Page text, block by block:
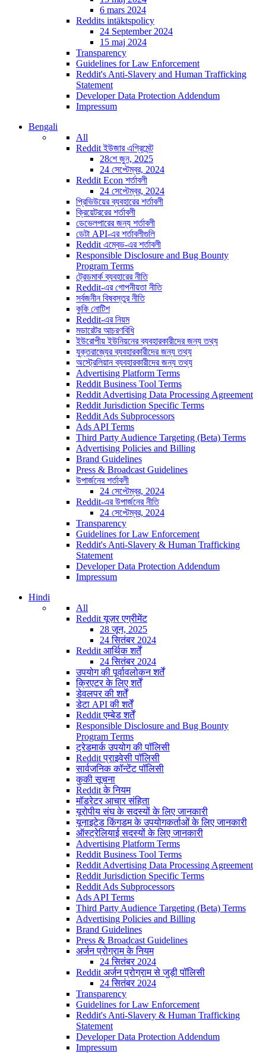
6 mars 2024
Reddits intäktspolicy
24 September 2024
15 maj 2024
Transparency
Guidelines for Law Enforcement
Reddit's Anti-Slavery and Human Trafficking
Statement
Developer Data Protection Addendum
Impressum
Bengali
All
Reddit ইউজার এগ্রিমেন্ট
28শে জুন, 2025
24 সেপ্টেম্বর, 2024
Reddit Econ শর্তাবলী
24 সেপ্টেম্বর, 2024
প্রিভিউয়ের ব্যবহারের শর্তাবলী
ক্রিয়েটররের শর্তাবলী
ডেভেলপারের জন্য শর্তাবলী
ডেটা API-এর শর্তাবলীগুলি
Reddit এম্বেড-এর শর্তাবলী
Responsible Disclosure and Bug Bounty
Program Terms
ট্রেডমার্ক ব্যবহারের নীতি
Reddit-এর গোপনীয়তা নীতি
সর্বজনীন বিষবস্তুর নীতি
কুকি নোটিশ
Reddit-এর নিয়ম
মডারেটর আচরণবিধি
ইউরোপীয় ইউনিয়নের ব্যবহারকারীদের জন্য তথ্য
যুক্তরাজ্যের ব্যবহারকারীদের জন্য তথ্য
অস্ট্রেলিয়ান ব্যবহারকারীদের জন্য তথ্য
Advertising Platform Terms
Reddit Business Tool Terms
Reddit Advertising Data Processing Agreement
Reddit Jurisdiction Specific Terms
Reddit Ads Subprocessors
Ads API Terms
Third Party Audience Targeting (Beta) Terms
Advertising Policies and Billing
Brand Guidelines
Press & Broadcast Guidelines
উপার্জনের শর্তাবলী
24 সেপ্টেম্বর, 2024
Reddit-এর উপার্জনের নীতি
24 সেপ্টেম্বর, 2024
Transparency
Guidelines for Law Enforcement
Reddit's Anti-Slavery & Human Trafficking
Statement
Developer Data Protection Addendum
Impressum
Hindi
All
Reddit यूज़र एग्रीमेंट
28 जून, 2025
24 सितंबर 2024
Reddit आर्थिक शर्तें
24 सितंबर 2024
उपयोग की पूर्वावलोकन शर्तें
क्रिएटर के लिए शर्तें
डेवलपर की शर्तें
डेटा API की शर्तें
Reddit एम्बेड शर्तें
Responsible Disclosure and Bug Bounty
Program Terms
ट्रेडमार्क उपयोग की पॉलिसी
Reddit प्राइवेसी पॉलिसी
सार्वजनिक कॉन्टेंट पॉलिसी
कुकी सूचना
Reddit के नियम
मॉडरेटर आचार संहिता
यूरोपीय संघ के सदस्यों के लिए जानकारी
यूनाइटेड किंगडम के उपयोगकर्ताओं के लिए जानकारी
ऑस्ट्रेलियाई सदस्यों के लिए जानकारी
Advertising Platform Terms
Reddit Business Tool Terms
Reddit Advertising Data Processing Agreement
Reddit Jurisdiction Specific Terms
Reddit Ads Subprocessors
Ads API Terms
Third Party Audience Targeting (Beta) Terms
Advertising Policies and Billing
Brand Guidelines
Press & Broadcast Guidelines
अर्जन प्रोग्राम के नियम
24 सितंबर 2024
Reddit अर्जन प्रोग्राम से जुड़ी पॉलिसी
24 सितंबर 2024
Transparency
Guidelines for Law Enforcement
Reddit's Anti-Slavery & Human Trafficking
Statement
Developer Data Protection Addendum
Impressum